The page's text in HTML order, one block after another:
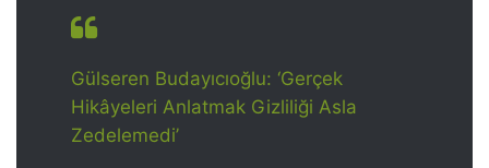
Gülseren Budayıcıoğlu: ‘Gerçek
Hikâyeleri Anlatmak Gizliliği Asla
Zedelemedi’